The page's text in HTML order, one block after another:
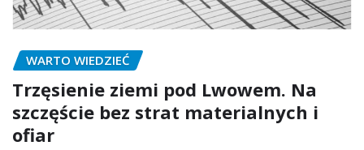
WARTO WIEDZIEĆ
Trzęsienie ziemi pod Lwowem. Na
szczęście bez strat materialnych i
ofiar